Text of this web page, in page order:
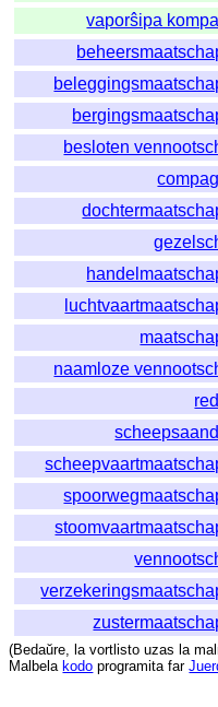
vaporŝipa
besloten
naamloze
(Bedaŭre, la vortlisto uzas la
Malbela kodo programita far